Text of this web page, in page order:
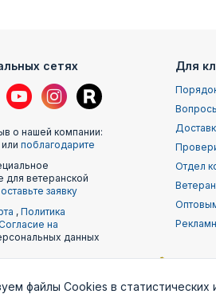
сетях
о нашей компании:
или поблагодарите
ветеранской
оставьте заявку
, Политика
на
данных
Для
Отдел
файлы Cookies в